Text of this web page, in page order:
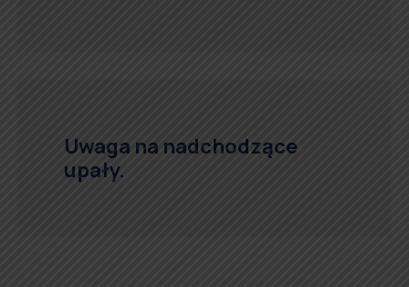
Uwaga na nadchodzące
upały.